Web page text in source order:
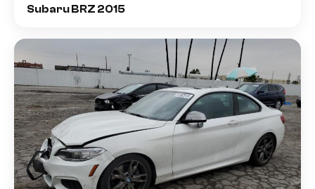
Subaru BRZ 2015